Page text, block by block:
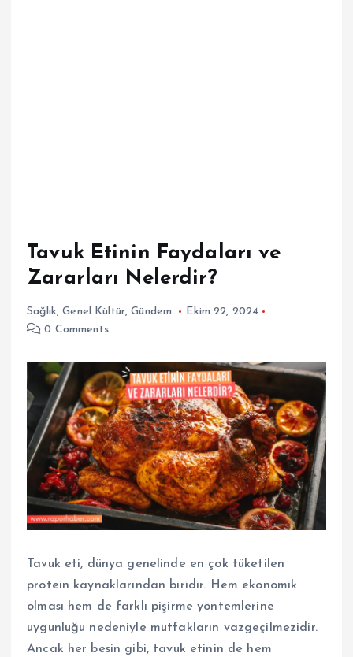
Tavuk Etinin Faydaları ve
Zararları Nelerdir?
Sağlık,Genel Kültür,Gündem
Ekim 22, 2024
0 Comments
Tavuk eti, dünya genelinde en çok tüketilen
protein kaynaklarından biridir. Hem ekonomik
olması hem de farklı pişirme yöntemlerine
uygunluğu nedeniyle mutfakların vazgeçilmezidir.
Ancak her besin gibi, tavuk etinin de hem